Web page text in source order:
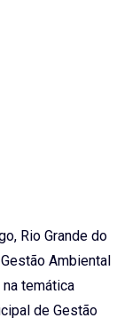
Rio Grande do
Ambiental
temática
de Gestão